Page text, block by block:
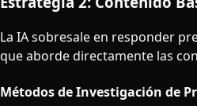
La IA sobresale en responder
que aborde directamente las
Métodos de Investigación de